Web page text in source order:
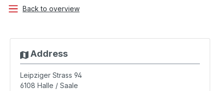
Back to overview
Address
Leipziger Strass 94
6108 Halle / Saale